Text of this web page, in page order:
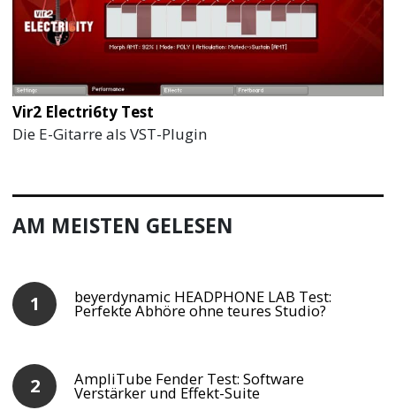
Vir2 Electri6ty Test
Die E-Gitarre als VST-Plugin
AM MEISTEN GELESEN
beyerdynamic HEADPHONE LAB Test:
Perfekte Abhöre ohne teures Studio?
AmpliTube Fender Test: Software
Verstärker und Effekt-Suite